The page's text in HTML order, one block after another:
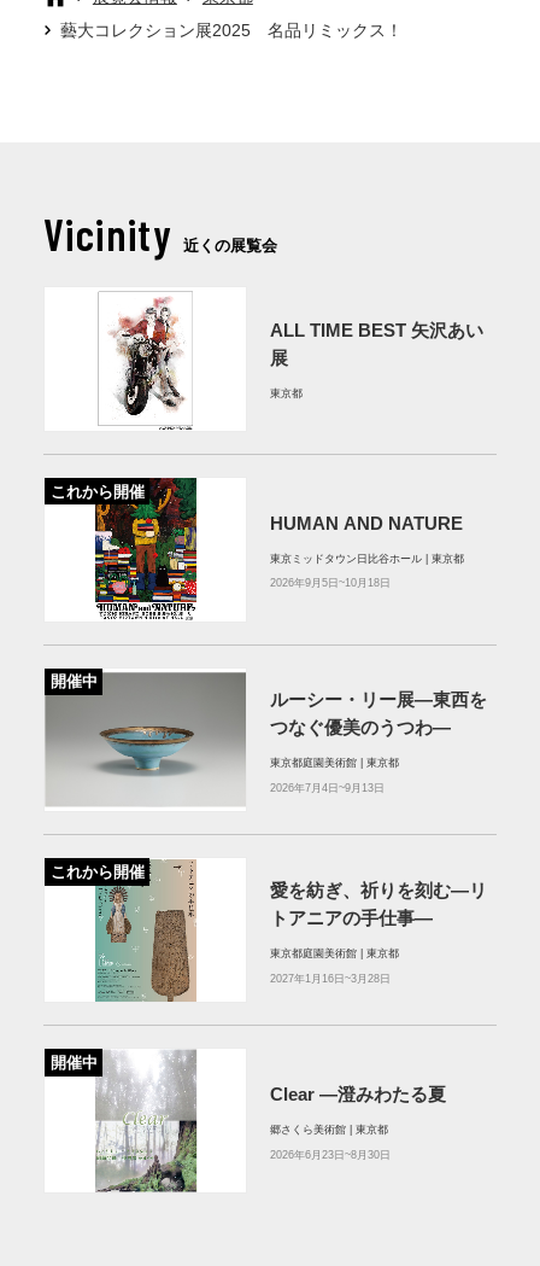
藝大コレクション展2025 名品リミックス！
Vicinity 近くの展覧会
ALL TIME BEST 矢沢あい
展
東京都
これから開催
HUMAN AND NATURE
東京ミッドタウン⽇⽐⾕ホール | 東京都
2026年9月5日~10月18日
開催中
ルーシー・リー展―東西を
つなぐ優美のうつわ―
東京都庭園美術館 | 東京都
2026年7月4日~9月13日
これから開催
愛を紡ぎ、祈りを刻む―リ
トアニアの手仕事―
東京都庭園美術館 | 東京都
2027年1月16日~3月28日
開催中
Clear ―澄みわたる夏
郷さくら美術館 | 東京都
2026年6月23日~8月30日